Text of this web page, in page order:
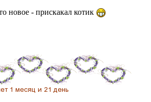
новое - прискакал котик